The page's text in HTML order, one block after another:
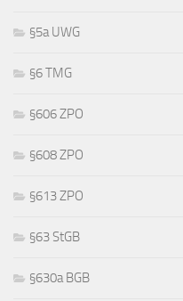
§5a UWG
§6 TMG
§606 ZPO
§608 ZPO
§613 ZPO
§63 StGB
§630a BGB